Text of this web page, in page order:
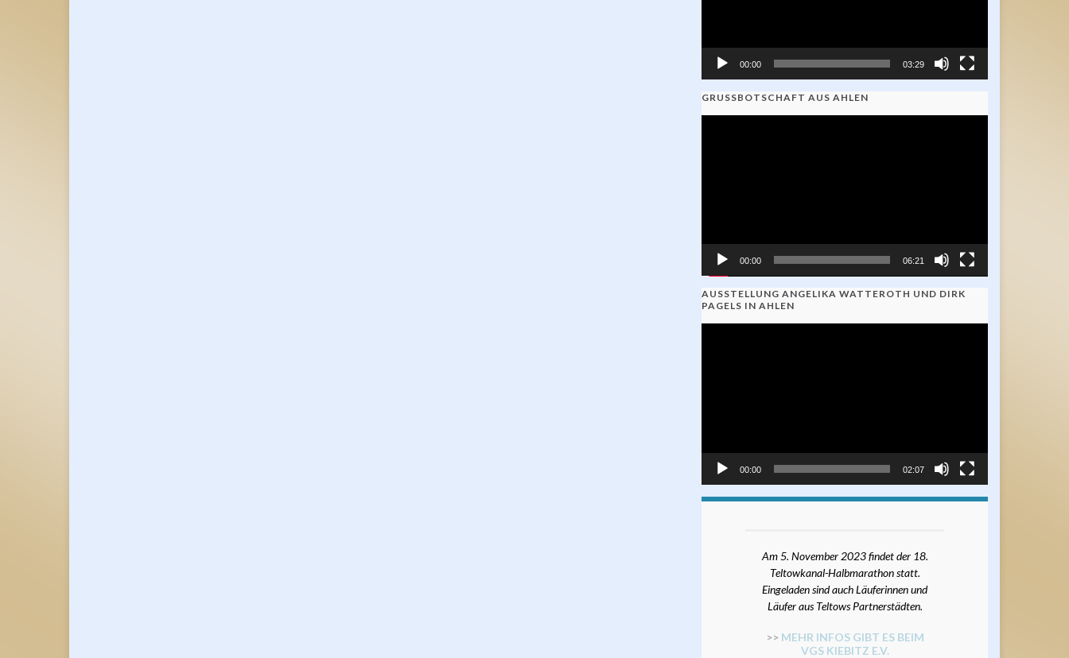
00:00 03:29
GRUSSBOTSCHAFT AUS AHLEN
00:00 06:21
AUSSTELLUNG ANGELIKA WATTEROTH UND DIRK
PAGELS IN AHLEN
00:00 02:07
Am 5. November 2023 findet der 18.
Teltowkanal-Halbmarathon statt.
Eingeladen sind auch Läuferinnen und
Läufer aus Teltows Partnerstädten.
>> MEHR INFOS GIBT ES BEIM
VGS KIEBITZ E.V.